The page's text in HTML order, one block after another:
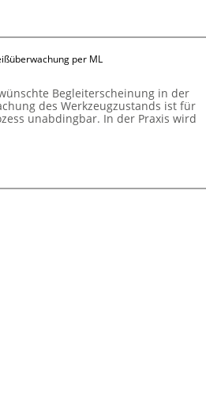
per ML
Begleiterscheinung in der
des Werkzeugzustands ist für
unabdingbar. In der Praxis wird